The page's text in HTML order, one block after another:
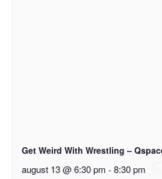
Get Weird With Wrestling –
august 13 @ 6:30 pm - 8:30 pm